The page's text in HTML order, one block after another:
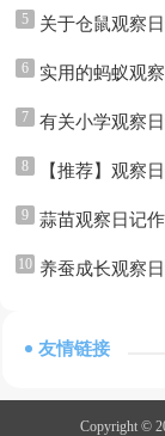
5 关于仓鼠观察
6 实用的蚂蚁观
7 有关小学观察
8 【推荐】观察
9 蒜苗观察日记
10 养蚕成长观察
友情链接
Copyright ©